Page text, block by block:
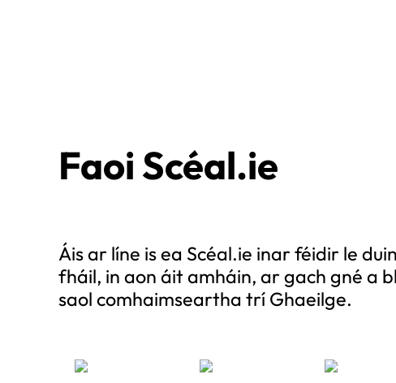
Faoi Scéal.ie
Áis ar líne is ea Scéal.ie inar féidir le
fháil, in aon áit amháin, ar gach gné a
saol comhaimseartha trí Ghaeilge.